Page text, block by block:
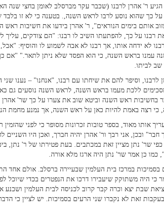
ר' אהרן לרבנו (שכבר עקר מברסלב לאומן בחצי שנה
כך שהוא נוסע לרבו לראש השנה,. בטענה כי לא זו בלבד
אותם בימים הנוראים", ר' אהרן בידעו את חשיבות ראש
על כך, להפתעתו השיב לו רבנו: "הם צודקים, עליך
לא ידחה אותו, אך רבנו לא אבה לשמוע לו והוסיף: "אבל,
עמנו בראש השנה, כי הוא הפסד שלא ניתן לתאר." "אם
לביתו.
לרבנו, וסיפר להם את שיחתו עם רבנו, "אנחנו" – נענו
מסכימים ללכת מעמו בראש השנה, לראש השנה נוסעים גם
בחשיבות ראש השנה וביטא שוב את צערו על כך שר'
כי רצה באמת להיות כאן על ראש השנה, אך נמנע מחמת
אותו מאוד, בספר טובות זכרונות מסופר כי לפני שהזמין
ובכן, אני רבך ור' אהרן יהיה חברך, ואכן היו השניים
כפי שר' נתן מציין זאת במכתבים. בעת פטירתו של ר' נתן,
כמו כן אמר שר' נתן היה ארגז מלא אורה.
בסמיכות במרכז בית העלמין שבעיירה ברסלב. אולם אחד
כי היה משתוקק שיעבירו דרכו את הנפטרים בכדי שיוכל
שבת יצא וכרה קבר קרוב לכניסה לבית העלמין
זאת לא נקברו שני הרעים בסמיכות. יש לציין כי